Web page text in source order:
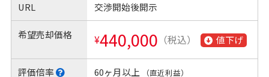
URL 交渉開始後開示
希望売却価格 ¥440,000 （税込） 値下げ
評価倍率 60ヶ月以上 （直近利益）